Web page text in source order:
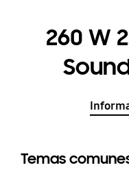
260 W
Temas